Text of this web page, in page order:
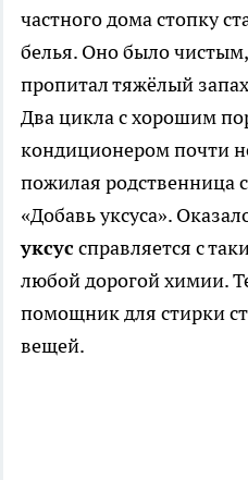
частного дома стопку
белья. Оно было
пропитал тяжёлый
Два цикла с хорошим
кондиционером почти
пожилая родственница
«Добавь уксуса».
уксус справляется с
любой дорогой химии.
помощник для стирки
вещей.